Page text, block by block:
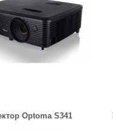
Optoma S341